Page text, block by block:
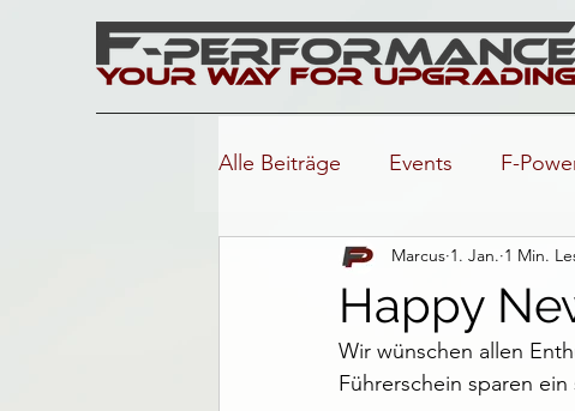
Alle Beiträge Events F-
Happy
Marcus 1. Jan. 1 Min.
Wir wünschen allen
Führerschein sparen